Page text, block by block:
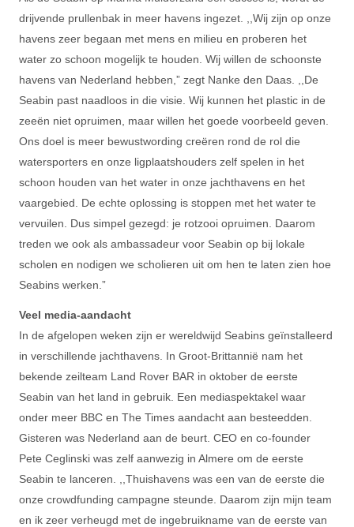
drijvende prullenbak in meer havens ingezet. ,,Wij zijn op onze
havens zeer begaan met mens en milieu en proberen het
water zo schoon mogelijk te houden. Wij willen de schoonste
havens van Nederland hebben,” zegt Nanke den Daas. ,,De
Seabin past naadloos in die visie. Wij kunnen het plastic in de
zeeën niet opruimen, maar willen het goede voorbeeld geven.
Ons doel is meer bewustwording creëren rond de rol die
watersporters en onze ligplaatshouders zelf spelen in het
schoon houden van het water in onze jachthavens en het
vaargebied. De echte oplossing is stoppen met het water te
vervuilen. Dus simpel gezegd: je rotzooi opruimen. Daarom
treden we ook als ambassadeur voor Seabin op bij lokale
scholen en nodigen we scholieren uit om hen te laten zien hoe
Seabins werken.”
Veel media-aandacht
In de afgelopen weken zijn er wereldwijd Seabins geïnstalleerd
in verschillende jachthavens. In Groot-Brittannië nam het
bekende zeilteam Land Rover BAR in oktober de eerste
Seabin van het land in gebruik. Een mediaspektakel waar
onder meer BBC en The Times aandacht aan besteedden.
Gisteren was Nederland aan de beurt. CEO en co-founder
Pete Ceglinski was zelf aanwezig in Almere om de eerste
Seabin te lanceren. ,,Thuishavens was een van de eerste die
onze crowdfunding campagne steunde. Daarom zijn mijn team
en ik zeer verheugd met de ingebruikname van de eerste van